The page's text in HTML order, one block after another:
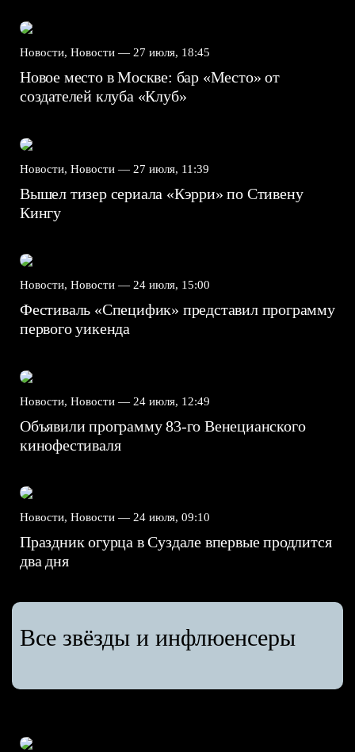
Новости, Новости — 27 июля, 18:45
Новое место в Москве: бар «Место» от
создателей клуба «Клуб»
Новости, Новости — 27 июля, 11:39
Вышел тизер сериала «Кэрри» по Стивену
Кингу
Новости, Новости — 24 июля, 15:00
Фестиваль «Специфик» представил программу
первого уикенда
Новости, Новости — 24 июля, 12:49
Объявили программу 83-го Венецианского
кинофестиваля
Новости, Новости — 24 июля, 09:10
Праздник огурца в Суздале впервые продлится
два дня
Все звёзды и инфлюенсеры